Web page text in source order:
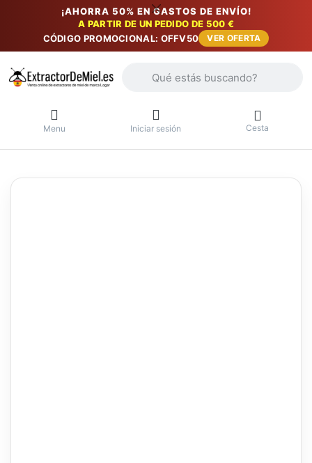
¡AHORRA 50% EN GASTOS DE ENVÍO!
A PARTIR DE UN PEDIDO DE 500 €
CÓDIGO PROMOCIONAL: OFFV50
VER OFERTA
Menu Iniciar sesión Cesta